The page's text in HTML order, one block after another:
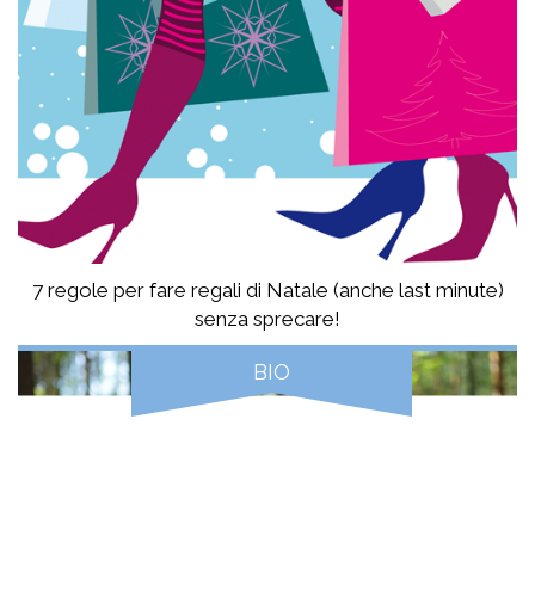
7 regole per fare regali di Natale (anche last minute)
senza sprecare!
BIO